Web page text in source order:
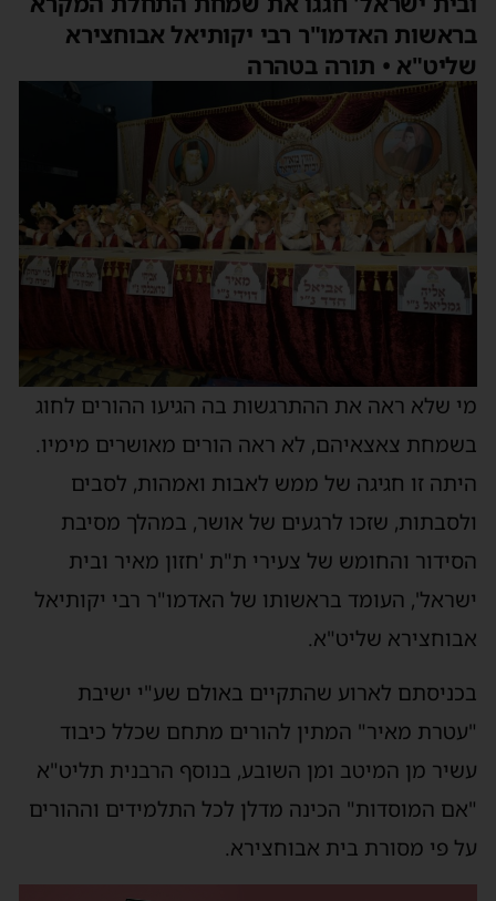
בראשות האדמו"ר רבי יקותיאל אבוחצירא
שליט"א • תורה בטהרה
מי שלא ראה את ההתרגשות בה הגיעו ההורים לחוג
בשמחת צאצאיהם, לא ראה הורים מאושרים מימיו.
היתה זו חגיגה של ממש לאבות ואמהות, לסבים
ולסבתות, שזכו לרגעים של אושר, במהלך מסיבת
הסידור והחומש של צעירי ת"ת 'חזון מאיר ובית
ישראל', העומד בראשותו של האדמו"ר רבי יקותיאל
אבוחצירא שליט"א.
בכניסתם לארוע שהתקיים באולם שע"י ישיבת
"עטרת מאיר" המתין להורים מתחם שכלל כיבוד
עשיר מן המיטב ומן השובע, בנוסף הרבנית תליט"א
"אם המוסדות" הכינה מדלן לכל התלמידים וההורים
על פי מסורת בית אבוחצירא.